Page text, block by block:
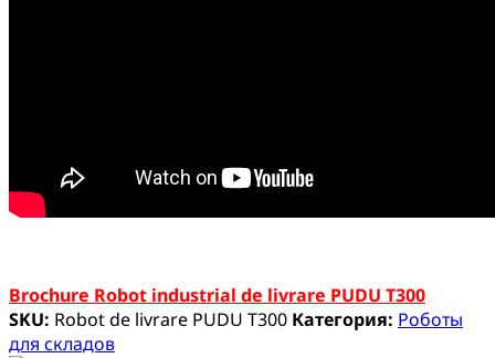
Brochure Robot industrial de livrare PUDU T300
SKU: Robot de livrare PUDU T300 Категория: Роботы
для складов